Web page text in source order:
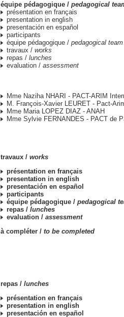
équipe pédagogique / pedagogical
présentation en français
presentation in english
presentación en español
participants
équipe pédagogique / pedagogical team
travaux / works
repas / lunches
evaluation / assessment
Mme Naziha NHARI - PACT-ARIM
M. François-Xavier LEURET - Pact-
Mme Maria LOPEZ DIAZ - ANAH
Mme Sylvie FERNANDES - PACT de
travaux / works
présentation en français
presentation in english
presentación en español
participants
équipe pédagogique / pedagogical
repas / lunches
evaluation / assessment
à compléter / to be completed
repas / lunches
présentation en français
presentation in english
presentación en español